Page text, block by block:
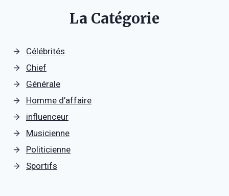
La Catégorie
Célébrités
Chief
Générale
Homme d’affaire
influenceur
Musicienne
Politicienne
Sportifs